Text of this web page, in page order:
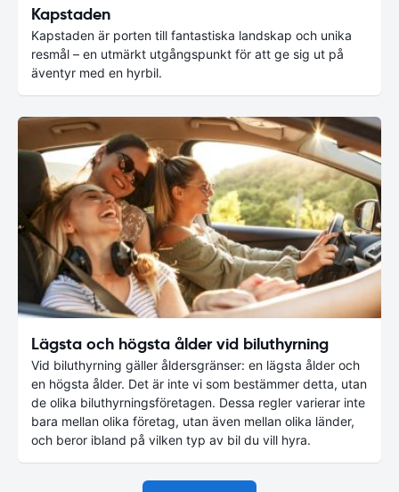
Kapstaden
Kapstaden är porten till fantastiska landskap och unika
resmål – en utmärkt utgångspunkt för att ge sig ut på
äventyr med en hyrbil.
Lägsta och högsta ålder vid biluthyrning
Vid biluthyrning gäller åldersgränser: en lägsta ålder och
en högsta ålder. Det är inte vi som bestämmer detta, utan
de olika biluthyrningsföretagen. Dessa regler varierar inte
bara mellan olika företag, utan även mellan olika länder,
och beror ibland på vilken typ av bil du vill hyra.